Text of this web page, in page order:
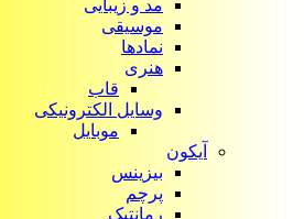
مد و زیبایی
موسیقی
نمادها
هنری
قاب
وسایل الکترونیکی
موبایل
آیکون‌
بیزینس
پرچم
رمانتیک